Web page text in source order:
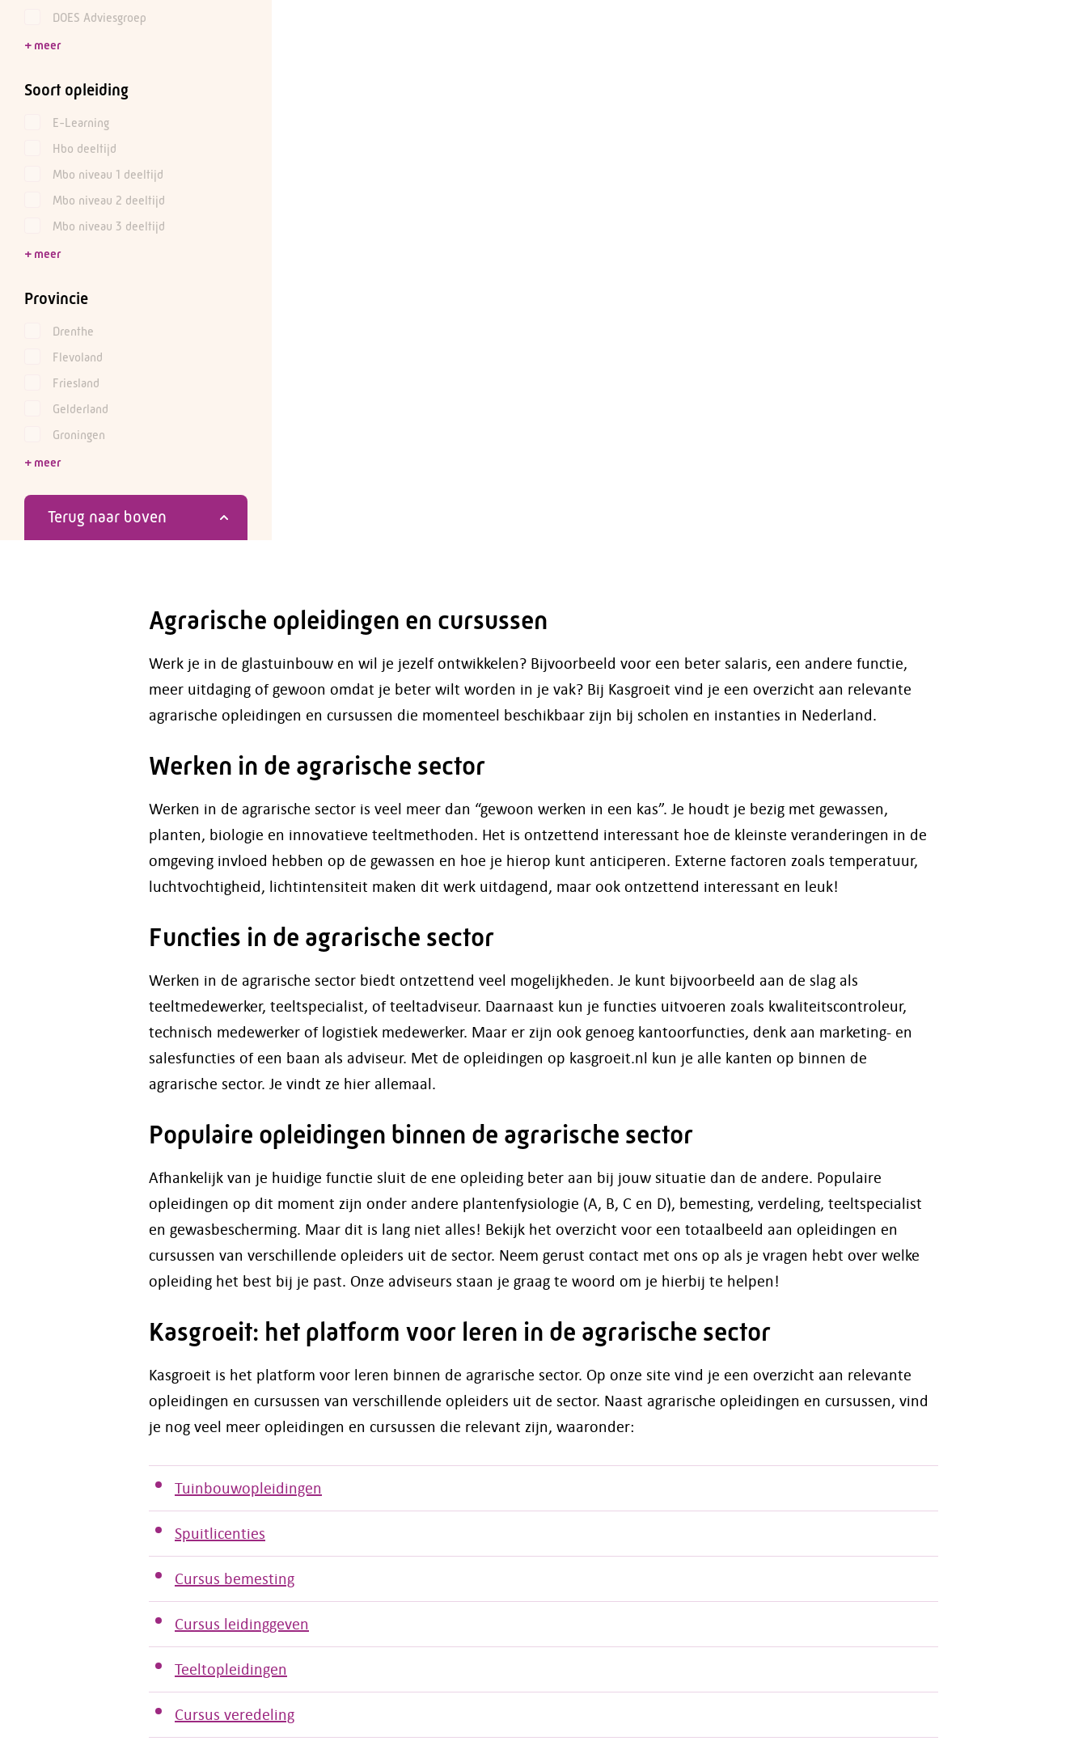
DOES Adviesgroep
Soort opleiding
E-Learning
Hbo deeltijd
Mbo niveau 1 deeltijd
Mbo niveau 2 deeltijd
Mbo niveau 3 deeltijd
Provincie
Drenthe
Flevoland
Friesland
Gelderland
Groningen
Terug naar boven
Agrarische opleidingen en cursussen
Werk je in de glastuinbouw en wil je jezelf ontwikkelen? Bijvoorbeeld voor een beter salaris, een andere functie,
meer uitdaging of gewoon omdat je beter wilt worden in je vak? Bij Kasgroeit vind je een overzicht aan relevante
agrarische opleidingen en cursussen die momenteel beschikbaar zijn bij scholen en instanties in Nederland.
Werken in de agrarische sector
Werken in de agrarische sector is veel meer dan “gewoon werken in een kas”. Je houdt je bezig met gewassen,
planten, biologie en innovatieve teeltmethoden. Het is ontzettend interessant hoe de kleinste veranderingen in de
omgeving invloed hebben op de gewassen en hoe je hierop kunt anticiperen. Externe factoren zoals temperatuur,
luchtvochtigheid, lichtintensiteit maken dit werk uitdagend, maar ook ontzettend interessant en leuk!
Functies in de agrarische sector
Werken in de agrarische sector biedt ontzettend veel mogelijkheden. Je kunt bijvoorbeeld aan de slag als
teeltmedewerker, teeltspecialist, of teeltadviseur. Daarnaast kun je functies uitvoeren zoals kwaliteitscontroleur,
technisch medewerker of logistiek medewerker. Maar er zijn ook genoeg kantoorfuncties, denk aan marketing- en
salesfuncties of een baan als adviseur. Met de opleidingen op kasgroeit.nl kun je alle kanten op binnen de
agrarische sector. Je vindt ze hier allemaal.
Populaire opleidingen binnen de agrarische sector
Afhankelijk van je huidige functie sluit de ene opleiding beter aan bij jouw situatie dan de andere. Populaire
opleidingen op dit moment zijn onder andere plantenfysiologie (A, B, C en D), bemesting, verdeling, teeltspecialist
en gewasbescherming. Maar dit is lang niet alles! Bekijk het overzicht voor een totaalbeeld aan opleidingen en
cursussen van verschillende opleiders uit de sector. Neem gerust contact met ons op als je vragen hebt over welke
opleiding het best bij je past. Onze adviseurs staan je graag te woord om je hierbij te helpen!
Kasgroeit: het platform voor leren in de agrarische sector
Kasgroeit is het platform voor leren binnen de agrarische sector. Op onze site vind je een overzicht aan relevante
opleidingen en cursussen van verschillende opleiders uit de sector. Naast agrarische opleidingen en cursussen, vind
je nog veel meer opleidingen en cursussen die relevant zijn, waaronder:
Tuinbouwopleidingen
Spuitlicenties
Cursus bemesting
Cursus leidinggeven
Teeltopleidingen
Cursus veredeling